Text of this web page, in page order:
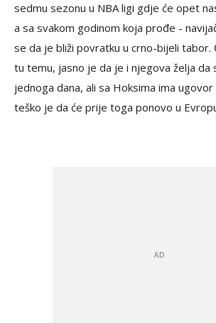
sedmu sezonu u NBA ligi gdje će opet
a sa svakom godinom koja prođe -
se da je bliži povratku u crno-bijeli tabor.
tu temu, jasno je da je i njegova želja da
jednoga dana, ali sa Hoksima ima
teško je da će prije toga ponovo u